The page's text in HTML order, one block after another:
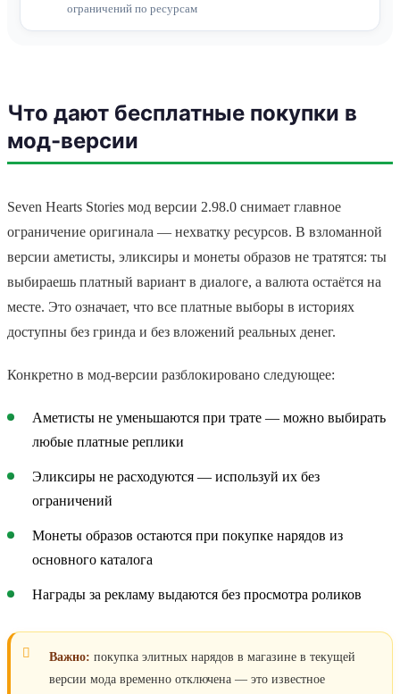
ограничений по ресурсам
Что дают бесплатные покупки в
мод-версии
Seven Hearts Stories мод версии 2.98.0 снимает главное
ограничение оригинала — нехватку ресурсов. В взломанной
версии аметисты, эликсиры и монеты образов не тратятся: ты
выбираешь платный вариант в диалоге, а валюта остаётся на
месте. Это означает, что все платные выборы в историях
доступны без гринда и без вложений реальных денег.
Конкретно в мод-версии разблокировано следующее:
Аметисты не уменьшаются при трате — можно выбирать
любые платные реплики
Эликсиры не расходуются — используй их без
ограничений
Монеты образов остаются при покупке нарядов из
основного каталога
Награды за рекламу выдаются без просмотра роликов
Важно: покупка элитных нарядов в магазине в текущей
версии мода временно отключена — это известное